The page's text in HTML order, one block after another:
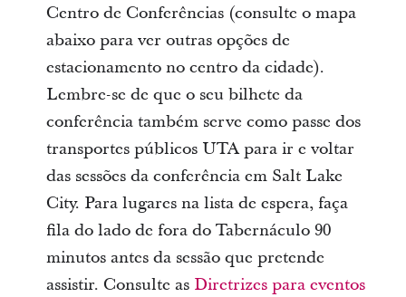
Centro de Conferências (consulte o mapa
abaixo para ver outras opções de
estacionamento no centro da cidade).
Lembre-se de que o seu bilhete da
conferência também serve como passe dos
transportes públicos UTA para ir e voltar
das sessões da conferência em Salt Lake
City. Para lugares na lista de espera, faça
fila do lado de fora do Tabernáculo 90
minutos antes da sessão que pretende
assistir. Consulte as Diretrizes para eventos